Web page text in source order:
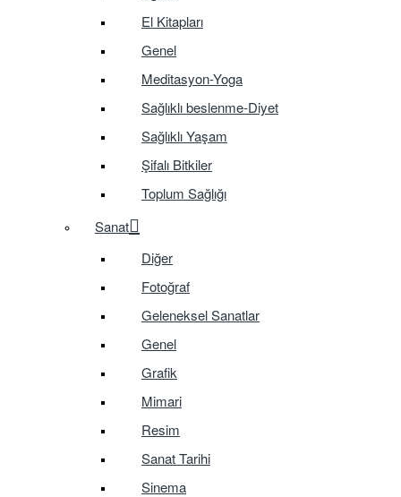
El Kitapları
Genel
Meditasyon-Yoga
Sağlıklı beslenme-Diyet
Sağlıklı Yaşam
Şifalı Bitkiler
Toplum Sağlığı
Sanat
Diğer
Fotoğraf
Geleneksel Sanatlar
Genel
Grafik
Mimari
Resim
Sanat Tarihi
Sinema